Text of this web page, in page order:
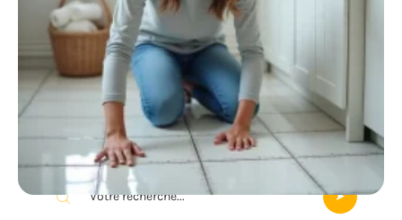
Recherche